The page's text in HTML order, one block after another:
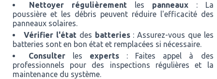
Nettoyer régulièrementles panneaux: La
poussière et les débris peuvent réduire l'efficacité des
panneaux solaires.
Vérifier l'état des batteries: Assurez-vous que les
batteries sont en bon état et remplacées si nécessaire.
Consulterles experts: Faites appel à des
professionnels pour des inspections régulières et la
maintenance du système.